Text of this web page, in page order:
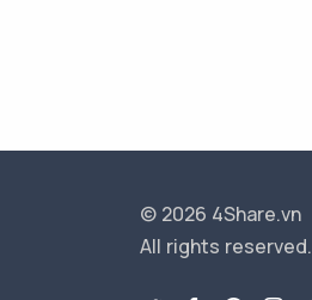
© 2026 4Share.vn
All rights reserved.